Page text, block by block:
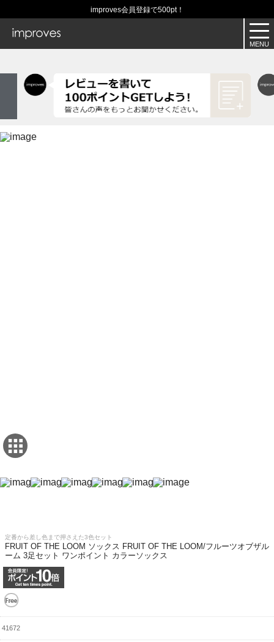
improves会員登録で500pt！
定番から差し色まで押さえた3色セット
FRUIT OF THE LOOM ソックス FRUIT OF THE LOOM/フルーツオブザル
ーム 3足セット ワンポイント カラーソックス
41672